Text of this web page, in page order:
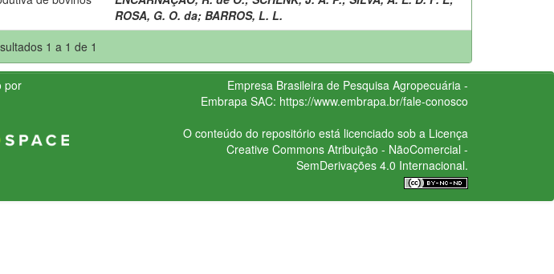
ROSA, G. O. da; BARROS, L. L.
1 a 1 de 1
por
Empresa Brasileira de Pesquisa Agropecuária -
Embrapa SAC: https://www.embrapa.br/fale-conosco
O conteúdo do repositório está licenciado sob a Licença
Creative CommonsAtribuição - NãoComercial -
SemDerivações 4.0 Internacional.